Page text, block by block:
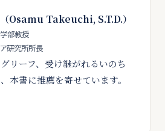
Osamu Takeuchi, S.T.D.）
部教授
研究所所長
リーフ、受け継がれるいのち
本書に推薦を寄せています。